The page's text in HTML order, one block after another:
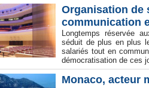
Organisation de
communication
Longtemps réservée
séduit de plus en plus
salariés tout en
démocratisation de ces
Monaco, acteur